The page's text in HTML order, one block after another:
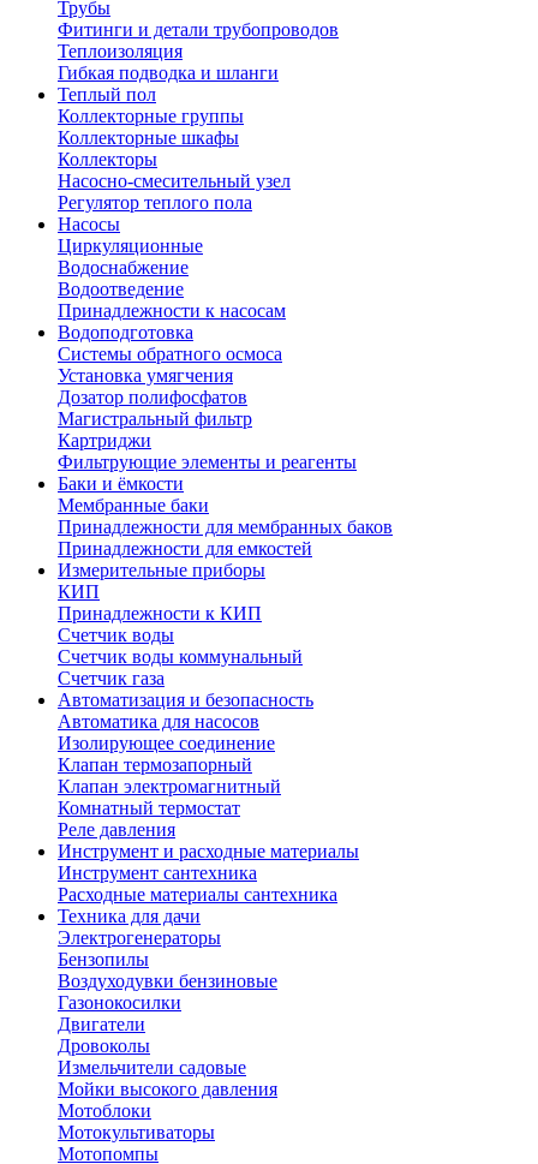
Трубы
Фитинги и детали трубопроводов
Теплоизоляция
Гибкая подводка и шланги
Теплый пол
Коллекторные группы
Коллекторные шкафы
Коллекторы
Насосно-смесительный узел
Регулятор теплого пола
Насосы
Циркуляционные
Водоснабжение
Водоотведение
Принадлежности к насосам
Водоподготовка
Системы обратного осмоса
Установка умягчения
Дозатор полифосфатов
Магистральный фильтр
Картриджи
Фильтрующие элементы и реагенты
Баки и ёмкости
Мембранные баки
Принадлежности для мембранных баков
Принадлежности для емкостей
Измерительные приборы
КИП
Принадлежности к КИП
Счетчик воды
Счетчик воды коммунальный
Счетчик газа
Автоматизация и безопасность
Автоматика для насосов
Изолирующее соединение
Клапан термозапорный
Клапан электромагнитный
Комнатный термостат
Реле давления
Инструмент и расходные материалы
Инструмент сантехника
Расходные материалы сантехника
Техника для дачи
Электрогенераторы
Бензопилы
Воздуходувки бензиновые
Газонокосилки
Двигатели
Дровоколы
Измельчители садовые
Мойки высокого давления
Мотоблоки
Мотокультиваторы
Мотопомпы